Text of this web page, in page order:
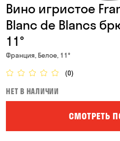
Вино игристое
Blanc de Blancs
11°
Франция, Белое, 11°
(0)
НЕТ В НАЛИЧИИ
СМОТРЕТЬ